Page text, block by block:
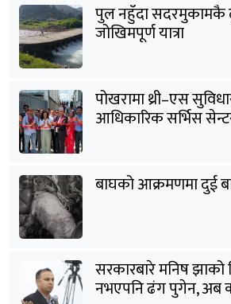
पुल नहुँदा सदरमुकामकै
जोखिमपूर्ण यात्रा
पोखरामा थ्री–एस
आधिकारिक सर्भिस
बाघको आक्रमणमा दुई
सरकारबारे मनिष झाको
नभएपनि ढंग पुगेन, अब